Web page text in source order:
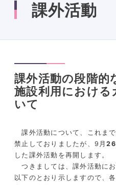
課外活動
課外活動の段階的
施設利用におけ
いて
課外活動について、これま
禁止しておりましたが、9月26
した課外活動を再開します。
つきましては、課外活動に
以下のとおり示しますので、